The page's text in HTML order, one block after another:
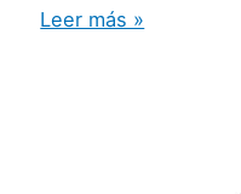
Leer más »